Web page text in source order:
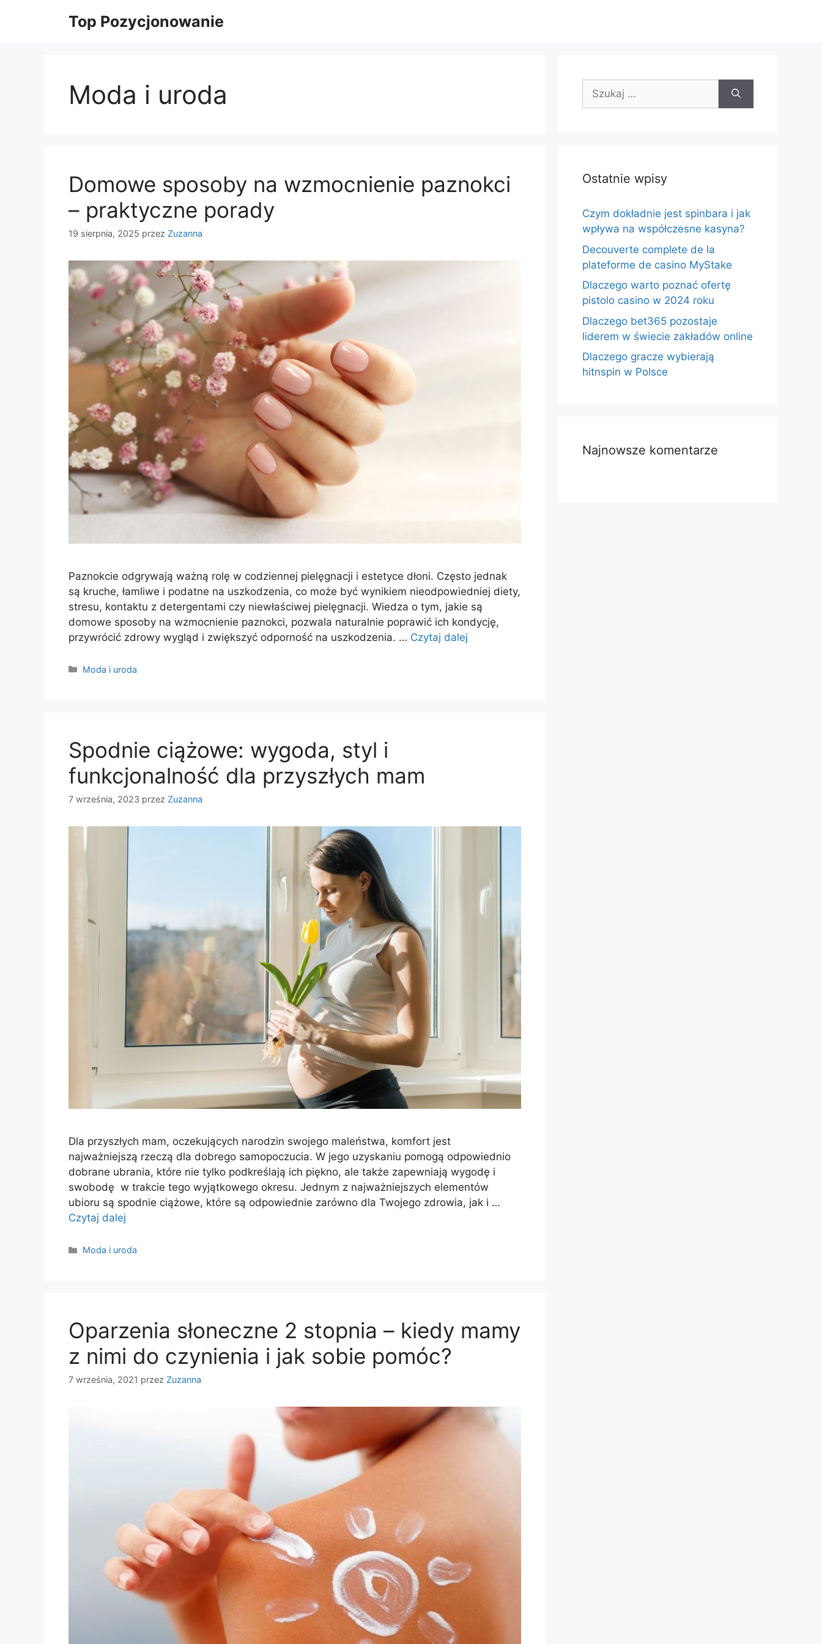
Top Pozycjonowanie
Moda i uroda
Domowe sposoby na wzmocnienie paznokci
– praktyczne porady
19 sierpnia, 2025 przez Zuzanna
Paznokcie odgrywają ważną rolę w codziennej pielęgnacji i estetyce dłoni. Często jednak
są kruche, łamliwe i podatne na uszkodzenia, co może być wynikiem nieodpowiedniej diety,
stresu, kontaktu z detergentami czy niewłaściwej pielęgnacji. Wiedza o tym, jakie są
domowe sposoby na wzmocnienie paznokci, pozwala naturalnie poprawić ich kondycję,
przywrócić zdrowy wygląd i zwiększyć odporność na uszkodzenia. … Czytaj dalej
Kategorie
Moda i uroda
Spodnie ciążowe: wygoda, styl i
funkcjonalność dla przyszłych mam
7 września, 2023 przez Zuzanna
Dla przyszłych mam, oczekujących narodzin swojego maleństwa, komfort jest
najważniejszą rzeczą dla dobrego samopoczucia. W jego uzyskaniu pomogą odpowiednio
dobrane ubrania, które nie tylko podkreślają ich piękno, ale także zapewniają wygodę i
swobodę w trakcie tego wyjątkowego okresu. Jednym z najważniejszych elementów
ubioru są spodnie ciążowe, które są odpowiednie zarówno dla Twojego zdrowia, jak i …
Czytaj dalej
Kategorie
Moda i uroda
Oparzenia słoneczne 2 stopnia – kiedy mamy
z nimi do czynienia i jak sobie pomóc?
7 września, 2021 przez Zuzanna
Szukaj:
Ostatnie wpisy
Czym dokładnie jest spinbara i jak
wpływa na współczesne kasyna?
Decouverte complete de la
plateforme de casino MyStake
Dlaczego warto poznać ofertę
pistolo casino w 2024 roku
Dlaczego bet365 pozostaje
liderem w świecie zakładów online
Dlaczego gracze wybierają
hitnspin w Polsce
Najnowsze komentarze